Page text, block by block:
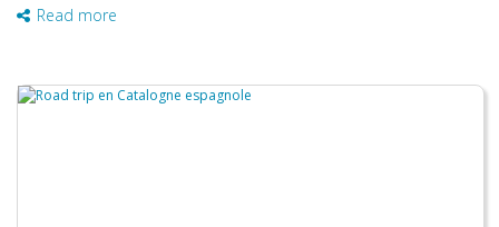
Read more